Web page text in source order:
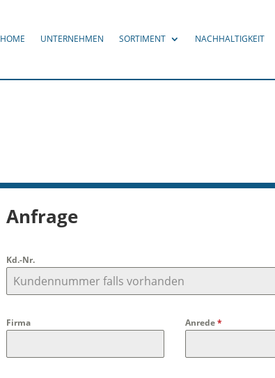
HOME UNTERNEHMEN SORTIMENT NACHHALTIGKEIT
Anfrage
Kd.-Nr.
Firma Anrede*